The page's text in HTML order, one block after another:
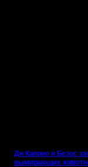
Ди Каприо и Безос
вымирающих